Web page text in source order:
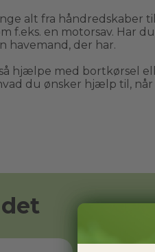
alt fra håndredskaber
f.eks. en motorsav. Har
havemand, der har.
hjælpe med bortkørsel
du ønsker hjælp til, når